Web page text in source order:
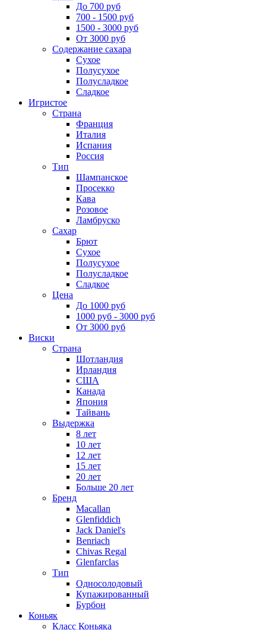
До 700 руб
700 - 1500 руб
1500 - 3000 руб
От 3000 руб
Содержание сахара
Сухое
Полусухое
Полусладкое
Сладкое
Игристое
Страна
Франция
Италия
Испания
Россия
Тип
Шампанское
Просекко
Кава
Розовое
Ламбруско
Сахар
Брют
Сухое
Полусухое
Полусладкое
Сладкое
Цена
До 1000 руб
1000 руб - 3000 руб
От 3000 руб
Виски
Страна
Шотландия
Ирландия
США
Канада
Япония
Тайвань
Выдержка
8 лет
10 лет
12 лет
15 лет
20 лет
Больше 20 лет
Бренд
Macallan
Glenfiddich
Jack Daniel's
Benriach
Chivas Regal
Glenfarclas
Тип
Односолодовый
Купажированный
Бурбон
Коньяк
Класс Коньяка